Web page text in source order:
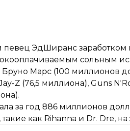
певец ЭдШиранс
сольным
Марс (100 миллионов
Z (76,5 миллиона), Guns
за год 886 миллионов
как Rihanna и Dr. Dre,